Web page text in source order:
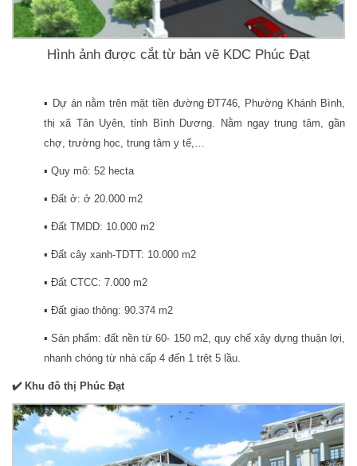
Hình ảnh được cắt từ bản vẽ KDC Phúc Đạt
▪️ Dự án nằm trên mặt tiền đường ĐT746, Phường Khánh Bình,
thị xã Tân Uyên, tỉnh Bình Dương. Nằm ngay trung tâm, gần
chợ, trường học, trung tâm y tế,…
▪️ Quy mô: 52 hecta
▪️ Đất ở: ở 20.000 m2
▪️ Đất TMDD: 10.000 m2
▪️ Đất cây xanh-TDTT: 10.000 m2
▪️ Đất CTCC: 7.000 m2
▪️ Đất giao thông: 90.374 m2
▪️ Sản phẩm: đất nền từ 60- 150 m2, quy chế xây dựng thuận lợi,
nhanh chóng từ nhà cấp 4 đến 1 trệt 5 lầu.
✔️ Khu đô thị Phúc Đạt